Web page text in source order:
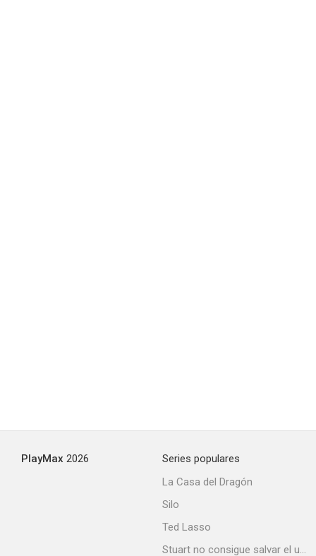
PlayMax 2026
Series populares
La Casa del Dragón
Silo
Ted Lasso
Stuart no consigue salvar el universo